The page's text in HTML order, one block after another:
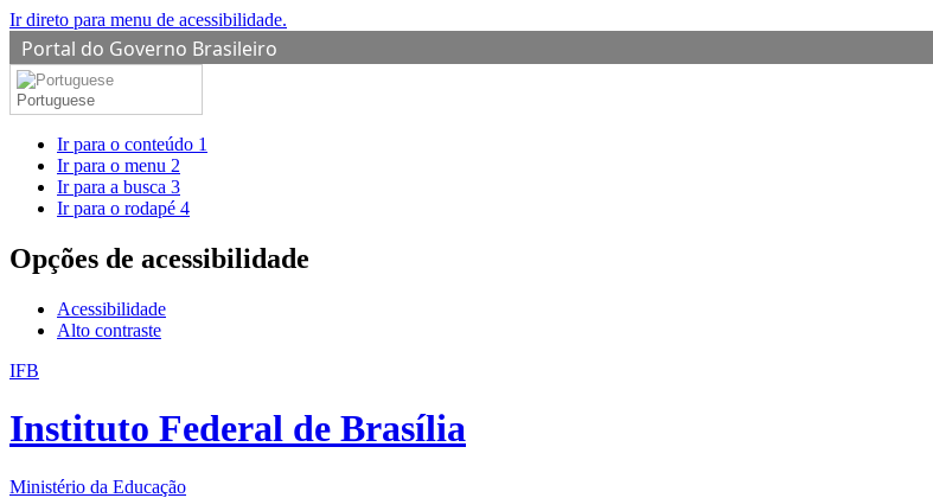
Ir direto para menu de acessibilidade.
Portal do Governo Brasileiro
Portuguese
Ir para o conteúdo 1
Ir para o menu 2
Ir para a busca 3
Ir para o rodapé 4
Opções de acessibilidade
Acessibilidade
Alto contraste
IFB
Instituto Federal de Brasília
Ministério da Educação